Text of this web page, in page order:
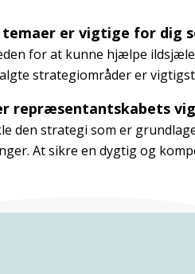
temaer er vigtige for dig
for at kunne hjælpe
strategiområder er
repræsentantskabets
den strategi som er
At sikre en dygtig og